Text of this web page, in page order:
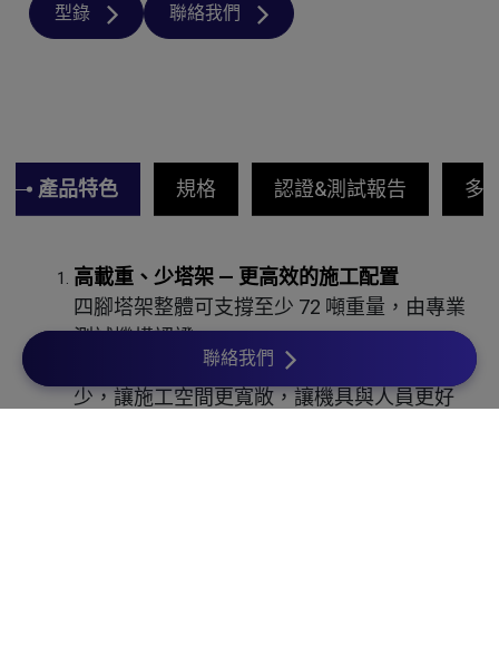
聯絡我們
型錄 聯絡我們
產品特色 規格 認證&測試報告 多
高載重、少塔架 — 更高效的施工配置
四腳塔架整體可支撐至少 72 噸重量，由專業
測試機構認證。
如此高承載力代表現場所需塔架數量大幅減
少，讓施工空間更寬敞，讓機具與人員更好